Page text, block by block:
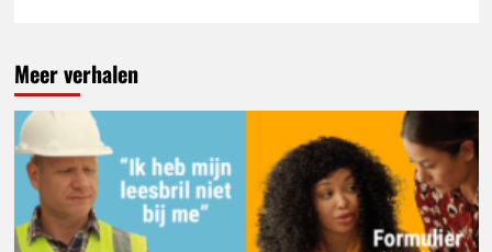
Meer verhalen